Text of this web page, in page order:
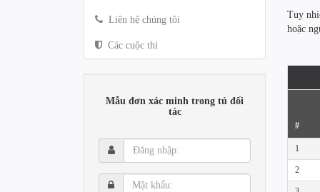
Liên hệ chúng tôi
Các cuộc thi
Mẫu đơn xác minh trong tủ đối
tác
Đăng
nhập:
Mật
Tuy
hoặc
#
1
2